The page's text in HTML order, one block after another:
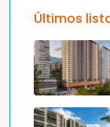
Últimos